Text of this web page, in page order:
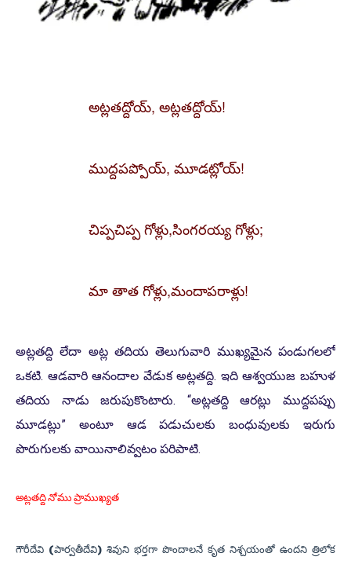
అట్లతద్దోయ్‌, అట్లతద్దోయ్‌!
ముద్దపప్పోయ్‌, మూడట్లోయ్‌!
చిప్పచిప్ప గోళ్లు,సింగరయ్య గోళ్లు;
మా తాత గోళ్లు,మందాపరాళ్లు!
అట్లతద్ది లేదా అట్ల తదియ తెలుగువారి ముఖ్యమైన పండుగలలో
ఒకటి. ఆడవారి ఆనందాల వేడుక అట్లతద్ది. ఇది ఆశ్వయుజ బహుళ
తదియ నాడు జరుపుకొంటారు. “అట్లతద్ది ఆరట్లు ముద్దపప్పు
మూడట్లు” అంటూ ఆడ పడుచులకు బంధువులకు ఇరుగు
పొరుగులకు వాయినాలివ్వటం పరిపాటి.
అట్లతద్ది నోము ప్రాముఖ్యత
గౌరీదేవి (పార్వతీదేవి) శివుని భర్తగా పొందాలనే కృత నిశ్చయంతో ఉందని త్రిలోక